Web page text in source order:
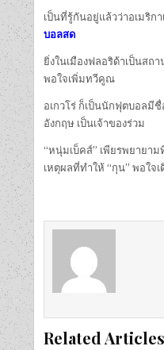
เป็นที่รู้กันอยู่แล้วว่าอเมริก
บอลสด
ยิ่งในเมืองฟลอริด้าเป็นสถ
พอใจเพิ่มทวีคูณ
อเกวโร่ ก็เป็นนักฟุตบอลมี
อังกฤษ เป็นเจ้าของร่วม
“หนุ่มเบ็คส์” เพียรพยายา
เหตุผลที่ทำให้ “กุน” พอใจ
Related Articles